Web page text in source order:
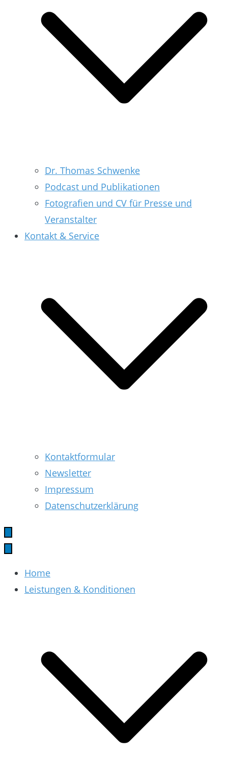
Dr. Thomas Schwenke
Podcast und Publikationen
Fotografien und CV für Presse und
Veranstalter
Kontakt & Service
Kontaktformular
Newsletter
Impressum
Datenschutzerklärung
Home
Leistungen & Konditionen